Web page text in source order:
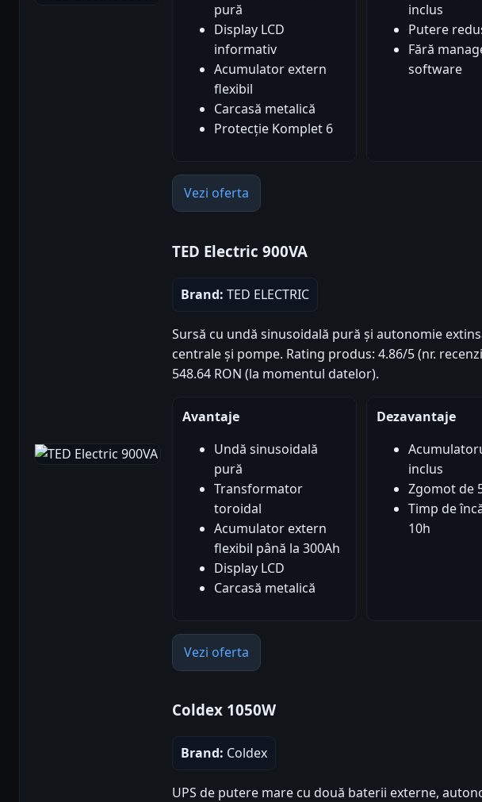
pură
Display LCD
informativ
Acumulator extern
flexibil
Carcasă metalică
Protecție Komplet 6
inclus
Putere
Fără
software
Vezi oferta
TED Electric 900VA
Brand: TED ELECTRIC
Sursă cu undă sinusoidală pură și autonomie
centrale și pompe. Rating produs: 4.86/5 (nr.
548.64 RON (la momentul datelor).
Avantaje
Undă sinusoidală
pură
Transformator
toroidal
Acumulator extern
flexibil până la 300Ah
Display LCD
Carcasă metalică
Dezavantaje
inclus
Zgomot de
Timp de
10h
Vezi oferta
Coldex 1050W
Brand: Coldex
UPS de putere mare cu două baterii externe,